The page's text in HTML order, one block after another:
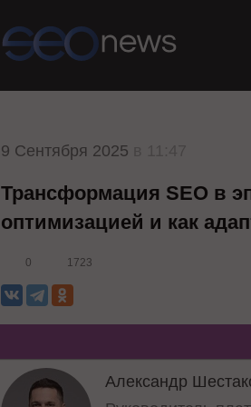
9 Сентября 2025
Трансформация SEO в
оптимизацией и как
0 1723
Александр